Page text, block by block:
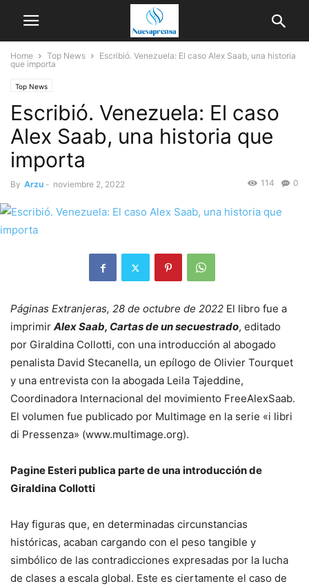
Home Top News
Escribió. Venezuela: El caso Alex Saab, una historia
que importa
Top News
Escribió. Venezuela: El caso
Alex Saab, una historia que
importa
By Arzu - noviembre 2, 2022 0
114
Páginas Extranjeras, 28 de octubre de 2022 El libro fue a
imprimir Alex Saab, Cartas de un secuestrado, editado
por Giraldina Collotti, con una introducción al abogado
penalista David Stecanella, un epílogo de Olivier Tourquet
y una entrevista con la abogada Leila Tajeddine,
Coordinadora Internacional del movimiento FreeAlexSaab.
El volumen fue publicado por Multimage en la serie «i libri
di Pressenza» (www.multimage.org).
Pagine Esteri publica parte de una introducción de
Giraldina Collotti
Hay figuras que, en determinadas circunstancias
históricas, acaban cargando con el peso tangible y
simbólico de las contradicciones expresadas por la lucha
de clases a escala global. Este es ciertamente el caso de